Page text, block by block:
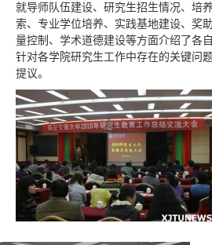
就导师队伍建设、研究生招生情况、培
索、专业学位培养、实践基地建设、奖
量控制、学术道德建设等方面介绍了各
针对各学院研究生工作中存在的关键问
提议。